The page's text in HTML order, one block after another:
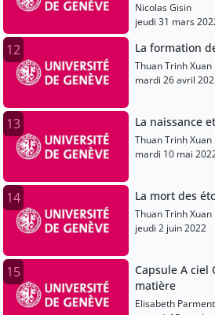
Nicolas Gisin
jeudi 31 mars
12 La formation
Thuan Trinh Xuan
mardi 26 avril
13 La naissance
Thuan Trinh Xuan
mardi 10 mai
14 La mort des
Thuan Trinh Xuan
jeudi 2 juin 2022
15
Capsule A
matière
Elisabeth